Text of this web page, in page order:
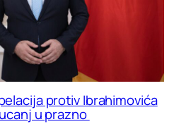
protiv Ibrahimovića
u prazno